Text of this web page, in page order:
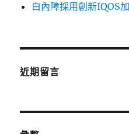
白內障採用創新IQOS
近期留言